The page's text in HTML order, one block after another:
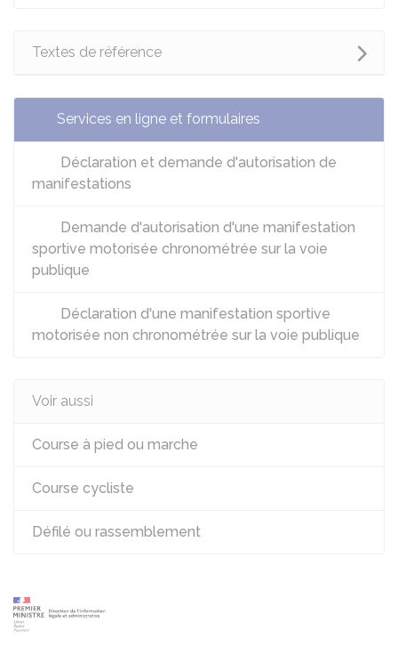
Textes de référence
Services en ligne et formulaires
Déclaration et demande d'autorisation de
manifestations
Demande d'autorisation d'une manifestation
sportive motorisée chronométrée sur la voie
publique
Déclaration d'une manifestation sportive
motorisée non chronométrée sur la voie publique
Voir aussi
Course à pied ou marche
Course cycliste
Défilé ou rassemblement